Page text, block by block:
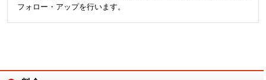
フォロー・アップを行います。